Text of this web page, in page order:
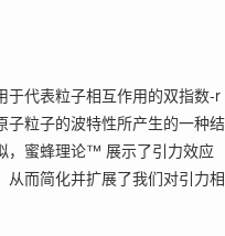
代表粒子相互作用的双指数-r
子粒子的波特性所产生的一种结
，蜜蜂理论™ 展示了引力效应
而简化并扩展了我们对引力相